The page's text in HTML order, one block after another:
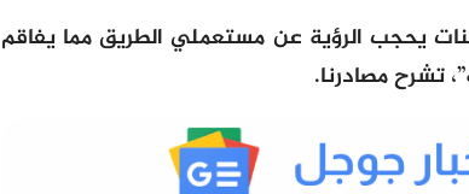
يحجب الرؤية عن مستعملي الطريق مما يفاقم
تشرح مصادرنا.